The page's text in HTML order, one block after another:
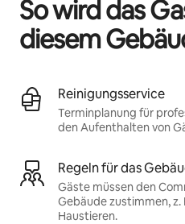
So wird das
diesem
Reinigungsservice
Terminplanung für
den Aufenthalten von
Regeln für das
Gäste müssen den
Gebäude zustimmen, z.
Haustieren.